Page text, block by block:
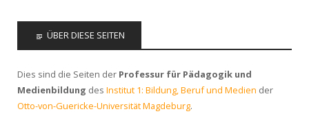
ÜBER DIESE SEITEN
Dies sind die Seiten der Professur für Pädagogik und
Medienbildung des Institut 1: Bildung, Beruf und Medien der
Otto-von-Guericke-Universität Magdeburg.